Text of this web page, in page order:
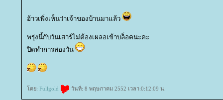
อ้าวเพิ่งเห็นว่าเจ้าของบ้านมาแล้ว
พรุ่งนี้กับวันเสาร์ไม่ต้องเผลอเข้าบล็อคนะคะ
ปิดทำการสองวัน
ดย: Fullgold วันที่: 8 พฤษภาคม 2552 เวลา:0:12:09 น.